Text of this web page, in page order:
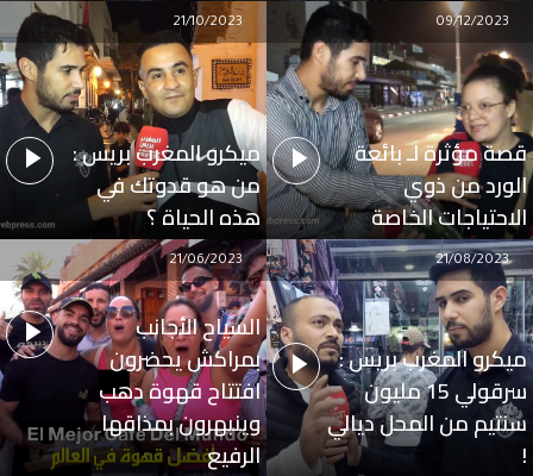
قصة مؤثرة لـ بائعة
الورد من ذوي
الاحتياجات الخاصة
09/12/2023
ميكرو المغرب بريس :
من هو قدوتك في
هذه الحياة ؟
21/10/2023
ميكرو المغرب بريس :
سرقولي 15 مليون
سنتيم من المحل ديالي
!
21/08/2023
السياح الأجانب
بمراكش يحضرون
افتتاح قهوة دهب
وينبهرون بمذاقها
الرفيع
21/06/2023